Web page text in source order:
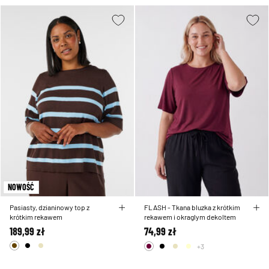
NOWOŚĆ
Pasiasty, dzianinowy top z
krótkim rekawem
189,99 zł
FLASH - Tkana bluzka z krótkim
rekawem i okraglym dekoltem
74,99 zł
+3